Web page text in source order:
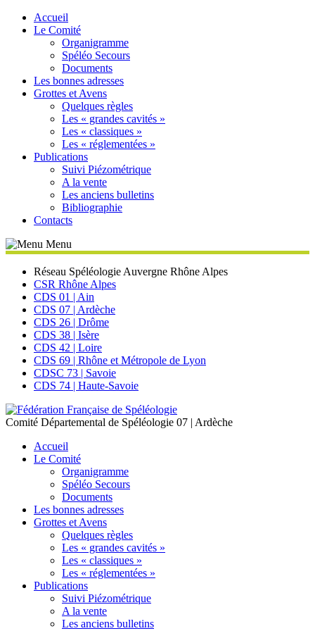
Accueil
Le Comité
Organigramme
Spéléo Secours
Documents
Les bonnes adresses
Grottes et Avens
Quelques règles
Les « grandes cavités »
Les « classiques »
Les « réglementées »
Publications
Suivi Piézométrique
A la vente
Les anciens bulletins
Bibliographie
Contacts
Menu
Réseau Spéléologie Auvergne Rhône Alpes
CSR Rhône Alpes
CDS 01 | Ain
CDS 07 | Ardèche
CDS 26 | Drôme
CDS 38 | Isère
CDS 42 | Loire
CDS 69 | Rhône et Métropole de Lyon
CDSC 73 | Savoie
CDS 74 | Haute-Savoie
Comité Départemental de Spéléologie 07 | Ardèche
Accueil
Le Comité
Organigramme
Spéléo Secours
Documents
Les bonnes adresses
Grottes et Avens
Quelques règles
Les « grandes cavités »
Les « classiques »
Les « réglementées »
Publications
Suivi Piézométrique
A la vente
Les anciens bulletins